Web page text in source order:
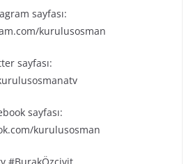
sayfası:
kurulusosman
sayfası:
sayfası:
kurulusosman